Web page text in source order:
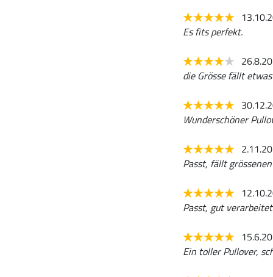
Es fits perfekt.
die Grösse fällt
Wunderschöner
Passt, fällt
Passt, gut
Ein toller Pullover,